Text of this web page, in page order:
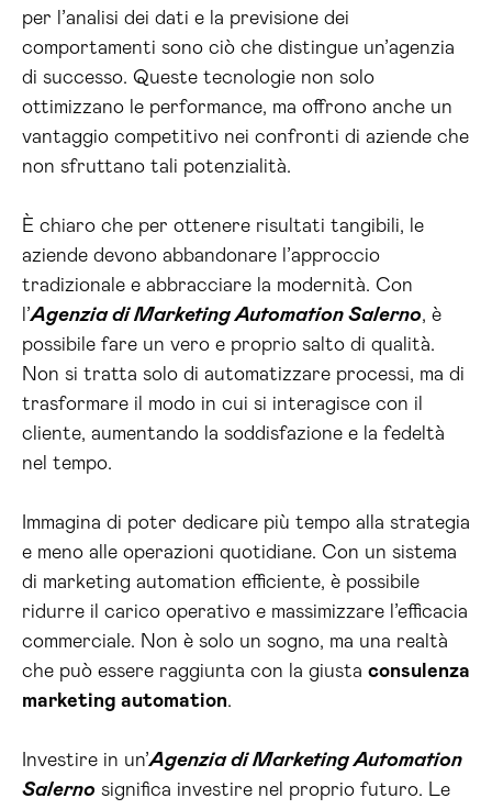
per l’analisi dei dati e la previsione dei
comportamenti sono ciò che distingue un’agenzia
di successo. Queste tecnologie non solo
ottimizzano le performance, ma offrono anche un
vantaggio competitivo nei confronti di aziende che
non sfruttano tali potenzialità.
È chiaro che per ottenere risultati tangibili, le
aziende devono abbandonare l’approccio
tradizionale e abbracciare la modernità. Con
l’Agenzia di Marketing Automation Salerno, è
possibile fare un vero e proprio salto di qualità.
Non si tratta solo di automatizzare processi, ma di
trasformare il modo in cui si interagisce con il
cliente, aumentando la soddisfazione e la fedeltà
nel tempo.
Immagina di poter dedicare più tempo alla strategia
e meno alle operazioni quotidiane. Con un sistema
di marketing automation efficiente, è possibile
ridurre il carico operativo e massimizzare l’efficacia
commerciale. Non è solo un sogno, ma una realtà
che può essere raggiunta con la giusta consulenza
marketing automation.
Investire in un’Agenzia di Marketing Automation
Salerno significa investire nel proprio futuro. Le